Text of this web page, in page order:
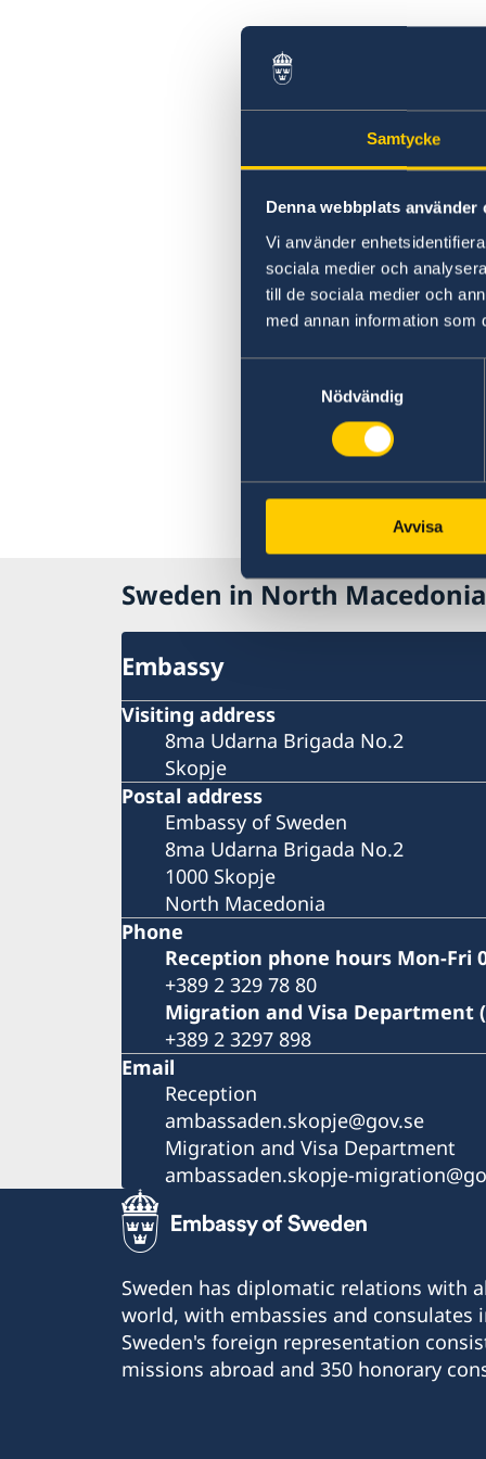
Samtycke
Denna webbplats använder
Vi använder
sociala medier och
till de sociala medier och
med annan information som
Nödvändig
Avvisa
Sweden in North
Embassy
Visiting address
8ma Udarna Brigada No.2
Skopje
Postal address
Embassy of Sweden
8ma Udarna Brigada No.2
1000 Skopje
North Macedonia
Phone
Reception phone hours Mon-Fri
+389 2 329 78 80
Migration and Visa Department
+389 2 3297 898
Email
Reception
ambassaden.skopje@gov.se
Migration and Visa Department
ambassaden.skopje-
Sweden has diplomatic relations with
world, with embassies and consulates
Sweden's foreign representation
missions abroad and 350 honorary